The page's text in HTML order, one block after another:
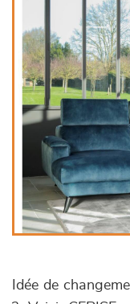
décoration
Idée de